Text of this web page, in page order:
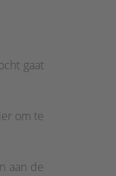
gaat
om te
aan de